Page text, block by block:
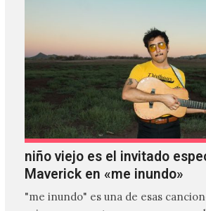
niño viejo es el invitado
Maverick en «me inundo»
"me inundo" es una de esas